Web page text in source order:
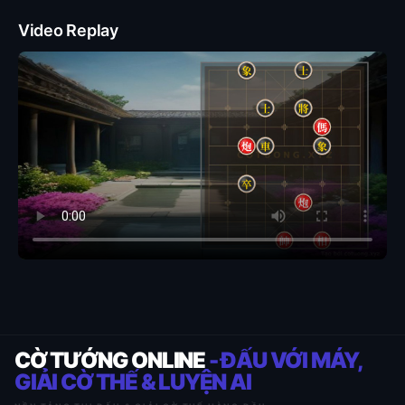
Video Replay
CỜ TƯỚNG ONLINE- ĐẤU VỚI MÁY,
GIẢI CỜ THẾ & LUYỆN AI